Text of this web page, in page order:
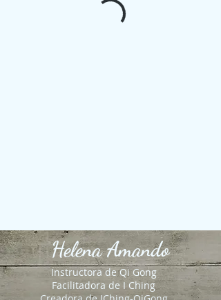
Helena Amando
Instructora de Qi Gong
Facilitadora de I Ching